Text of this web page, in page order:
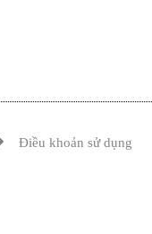
Điều khoản sử dụng